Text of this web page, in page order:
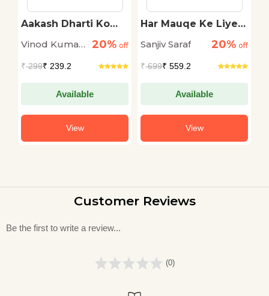
Aakash Dharti Ko
Vinod Kumar
20% off
₹299₹ 239.2
Available
View
Har Mauqe Ke Liye
Sanjiv Saraf
20% off
₹699₹ 559.2
Available
View
Customer Reviews
Be the first to write a review...
(0)